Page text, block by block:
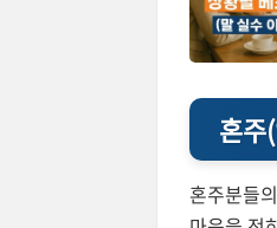
혼주
혼주분들